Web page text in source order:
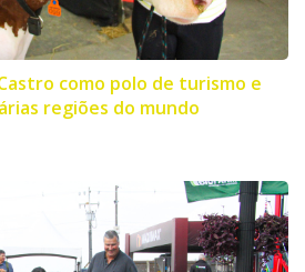
como polo de turismo e
regiões do mundo